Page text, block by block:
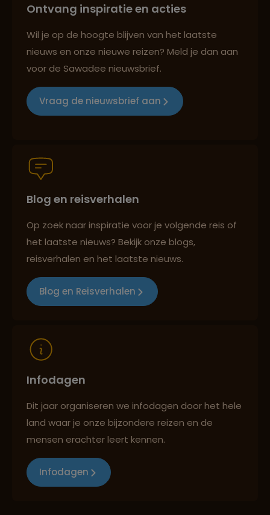
Reizen met oog voor mens, cultuur en milieu
Persoonlijk en deskundig reisadvies
Best beoordeelde reisroutes
Ontvang inspiratie en acties
Wil je op de hoogte blijven van het laatste
nieuws en onze nieuwe reizen? Meld je dan aan
voor de Sawadee nieuwsbrief.
Vraag de nieuwsbrief aan
Blog en reisverhalen
Op zoek naar inspiratie voor je volgende reis of
het laatste nieuws? Bekijk onze blogs,
reisverhalen en het laatste nieuws.
Blog en Reisverhalen
Infodagen
Dit jaar organiseren we infodagen door het hele
land waar je onze bijzondere reizen en de
mensen erachter leert kennen.
Infodagen